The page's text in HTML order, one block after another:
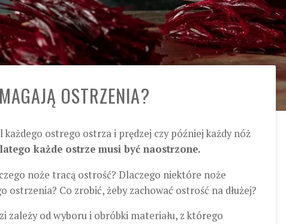
OSTRZENIA?
ostrego ostrza i prędzej czy później każdy nóż
każde ostrze musi być naostrzone.
noże tracą ostrość? Dlaczego niektóre noże
ostrzenia? Co zrobić, żeby zachować ostrość na dłużej?
zależy od wyboru i obróbki materiału, z którego